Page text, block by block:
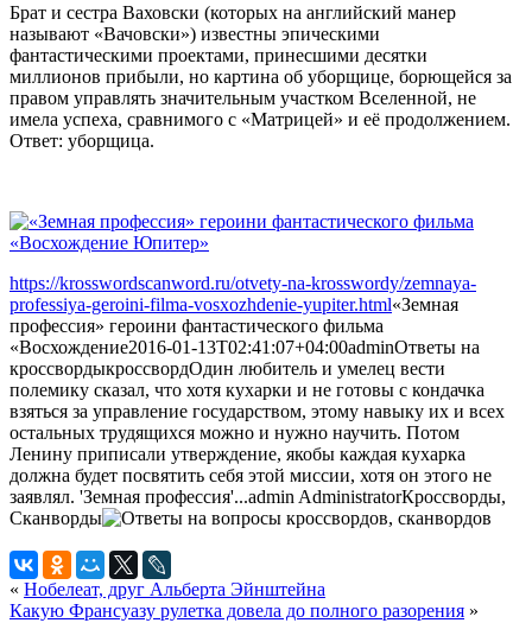
Брат и сестра Ваховски (которых на английский манер
называют «Вачовски») известны эпическими
фантастическими проектами, принесшими десятки
миллионов прибыли, но картина об уборщице, борющейся за
правом управлять значительным участком Вселенной, не
имела успеха, сравнимого с «Матрицей» и её продолжением.
Ответ: уборщица.
https://krosswordscanword.ru/otvety-na-krosswordy/zemnaya-
professiya-geroini-filma-vosxozhdenie-yupiter.html«Земная
профессия» героини фантастического фильма
«Восхождение2016-01-13T02:41:07+04:00adminОтветы на
кроссвордыкроссвордОдин любитель и умелец вести
полемику сказал, что хотя кухарки и не готовы с кондачка
взяться за управление государством, этому навыку их и всех
остальных трудящихся можно и нужно научить. Потом
Ленину приписали утверждение, якобы каждая кухарка
должна будет посвятить себя этой миссии, хотя он этого не
заявлял. 'Земная профессия'...admin AdministratorКроссворды,
Сканворды
« Нобелеат, друг Альберта Эйнштейна
Какую Франсуазу рулетка довела до полного разорения »